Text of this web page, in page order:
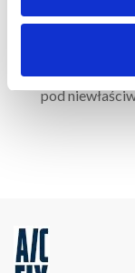
względu na
tylko do
temu nie ma
pod